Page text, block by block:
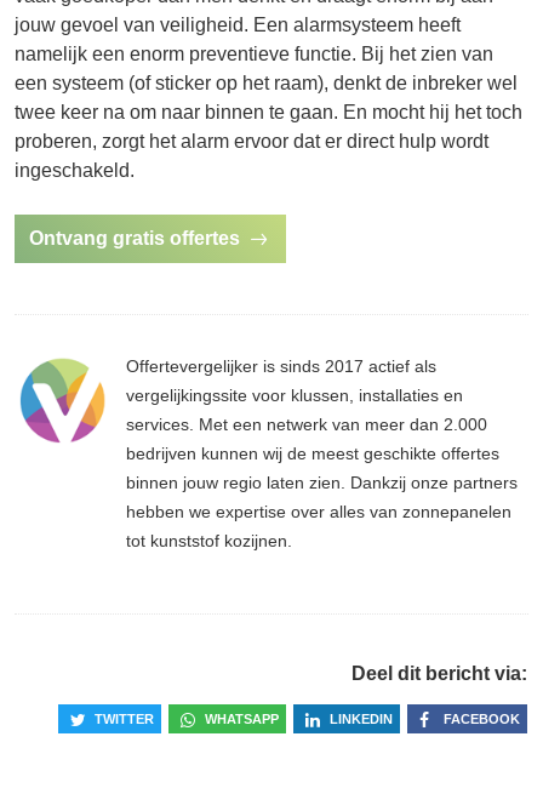
jouw gevoel van veiligheid. Een alarmsysteem heeft
namelijk een enorm preventieve functie. Bij het zien van
een systeem (of sticker op het raam), denkt de inbreker wel
twee keer na om naar binnen te gaan. En mocht hij het toch
proberen, zorgt het alarm ervoor dat er direct hulp wordt
ingeschakeld.
Ontvang gratis offertes
Offertevergelijker is sinds 2017 actief als
vergelijkingssite voor klussen, installaties en
services. Met een netwerk van meer dan 2.000
bedrijven kunnen wij de meest geschikte offertes
binnen jouw regio laten zien. Dankzij onze partners
hebben we expertise over alles van zonnepanelen
tot kunststof kozijnen.
Deel dit bericht via:
FACEBOOK
LINKEDIN
WHATSAPP
TWITTER